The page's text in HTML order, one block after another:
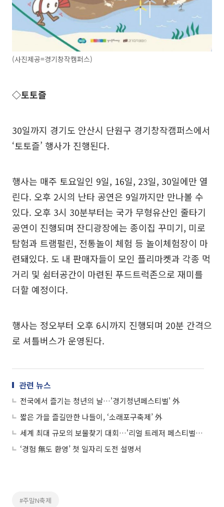
(사진제공=경기창작캠퍼스)
◇토토즐
30일까지 경기도 안산시 단원구 경기창작캠퍼스에서
‘토토즐’ 행사가 진행된다.
행사는 매주 토요일인 9일, 16일, 23일, 30일에만 열
린다. 오후 2시의 난타 공연은 9일까지만 만나볼 수
있다. 오후 3시 30분부터는 국가 무형유산인 줄타기
공연이 진행되며 잔디광장에는 종이집 꾸미기, 미로
탐험과 트램펄린, 전통놀이 체험 등 놀이체험장이 마
련돼있다. 도 내 판매자들이 모인 플리마켓과 각종 먹
거리 및 쉼터공간이 마련된 푸드트럭존으로 재미를
더할 예정이다.
행사는 정오부터 오후 6시까지 진행되며 20분 간격으
로 셔틀버스가 운영된다.
관련 뉴스
전국에서 즐기는 청년의 날…'경기청년페스티벌' 外
짧은 가을 즐길만한 나들이, ‘소래포구축제’ 外
세계 최대 규모의 보물찾기 대회…'리얼 트레저 페스티벌' 外
‘경험 無도 환영’ 첫 일자리 도전 설명서
#주말N축제